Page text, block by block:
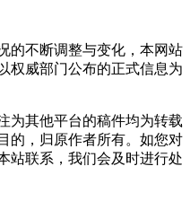
的不断调整与变化，本网站
权威部门公布的正式信息为
为其他平台的稿件均为转载
的，归原作者所有。如您对
站联系，我们会及时进行处